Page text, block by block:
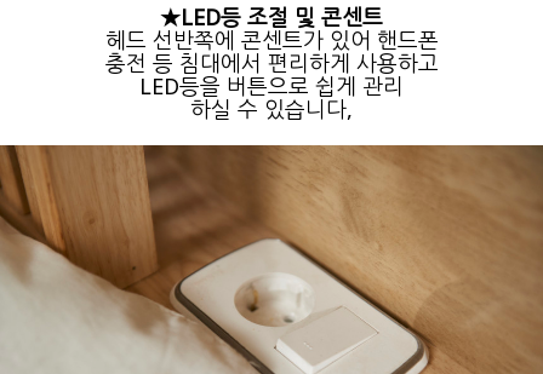
★LED등 조절 및 콘센트
헤드 선반쪽에 콘센트가 있어 핸드폰
충전 등 침대에서 편리하게 사용하고
LED등을 버튼으로 쉽게 관리
하실 수 있습니다,